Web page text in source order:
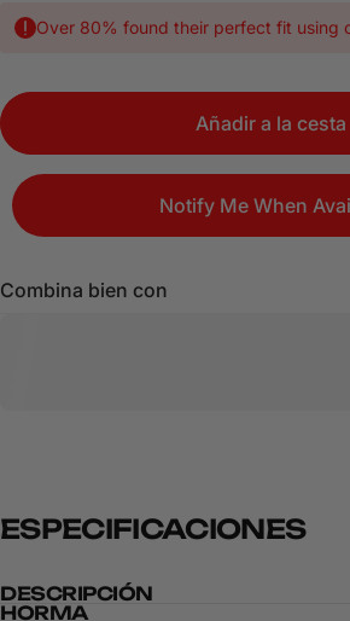
Over 80% found their perfect fit using
Añadir a la cesta
Notify Me When
Combina bien con
ESPECIFICACIONES
DESCRIPCIÓN
HORMA